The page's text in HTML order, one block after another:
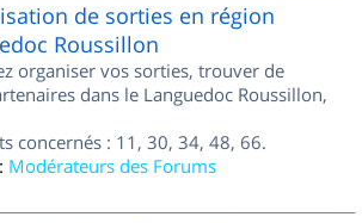
de sorties en région
Roussillon
organiser vos sorties, trouver de
dans le Languedoc Roussillon,
concernés : 11, 30, 34, 48, 66.
Modérateurs des Forums